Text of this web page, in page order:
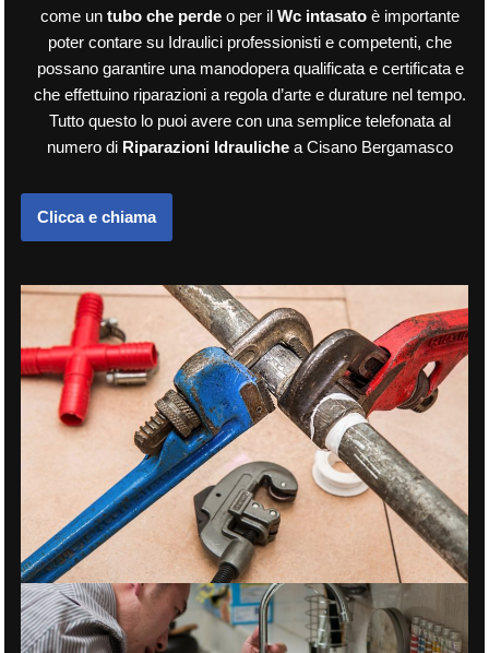
come un tubo che perde o per il Wc intasato è importante
poter contare su Idraulici professionisti e competenti, che
possano garantire una manodopera qualificata e certificata e
che effettuino riparazioni a regola d’arte e durature nel tempo.
Tutto questo lo puoi avere con una semplice telefonata al
numero di Riparazioni Idrauliche a Cisano Bergamasco
Clicca e chiama